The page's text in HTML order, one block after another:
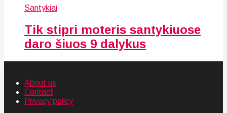
Santykiai
Tik stipri moteris santykiuose
daro šiuos 9 dalykus
About us
Contact
Privacy policy